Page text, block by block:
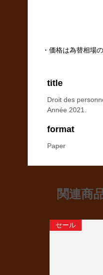
title
Droit des
Année 2021.
format
Paper
・価格は為替相場
関連商
セール